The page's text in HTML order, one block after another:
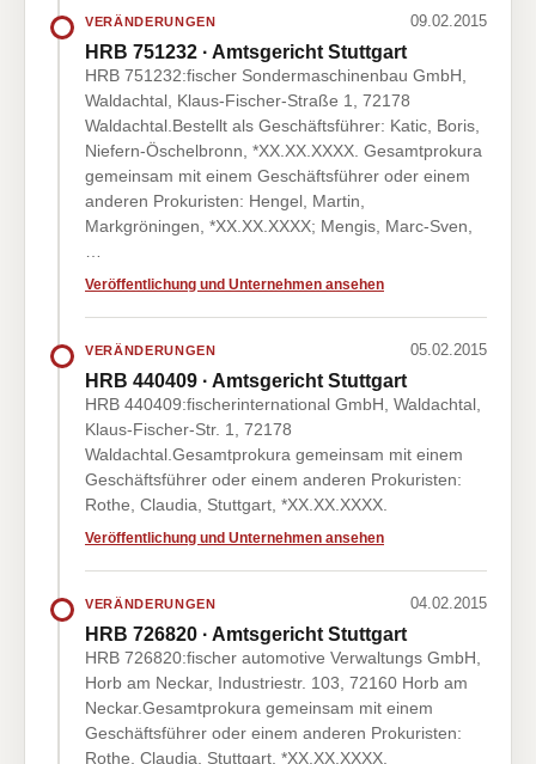
VERÄNDERUNGEN 09.02.2015
HRB 751232 · Amtsgericht Stuttgart
HRB 751232:fischer Sondermaschinenbau GmbH,
Waldachtal, Klaus-Fischer-Straße 1, 72178
Waldachtal.Bestellt als Geschäftsführer: Katic, Boris,
Niefern-Öschelbronn, *XX.XX.XXXX. Gesamtprokura
gemeinsam mit einem Geschäftsführer oder einem
anderen Prokuristen: Hengel, Martin,
Markgröningen, *XX.XX.XXXX; Mengis, Marc-Sven,
Veröffentlichung und Unternehmen ansehen
VERÄNDERUNGEN 05.02.2015
HRB 440409 · Amtsgericht Stuttgart
HRB 440409:fischerinternational GmbH, Waldachtal,
Klaus-Fischer-Str. 1, 72178
Waldachtal.Gesamtprokura gemeinsam mit einem
Geschäftsführer oder einem anderen Prokuristen:
Rothe, Claudia, Stuttgart, *XX.XX.XXXX.
Veröffentlichung und Unternehmen ansehen
VERÄNDERUNGEN 04.02.2015
HRB 726820 · Amtsgericht Stuttgart
HRB 726820:fischer automotive Verwaltungs GmbH,
Horb am Neckar, Industriestr. 103, 72160 Horb am
Neckar.Gesamtprokura gemeinsam mit einem
Geschäftsführer oder einem anderen Prokuristen:
Rothe, Claudia, Stuttgart, *XX.XX.XXXX.